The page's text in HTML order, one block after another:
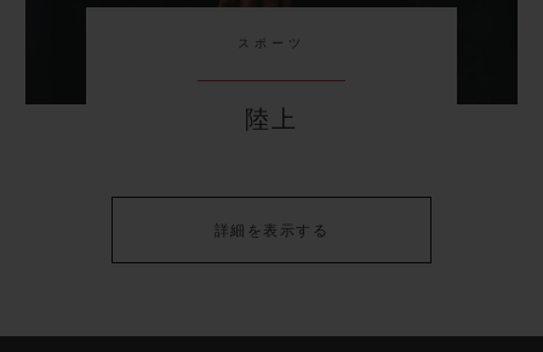
スポーツ
陸上
詳細を表示する